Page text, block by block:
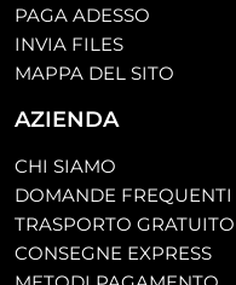
PAGA ADESSO
INVIA FILES
MAPPA DEL SITO
AZIENDA
CHI SIAMO
DOMANDE FREQUENTI
TRASPORTO GRATUITO
CONSEGNE EXPRESS